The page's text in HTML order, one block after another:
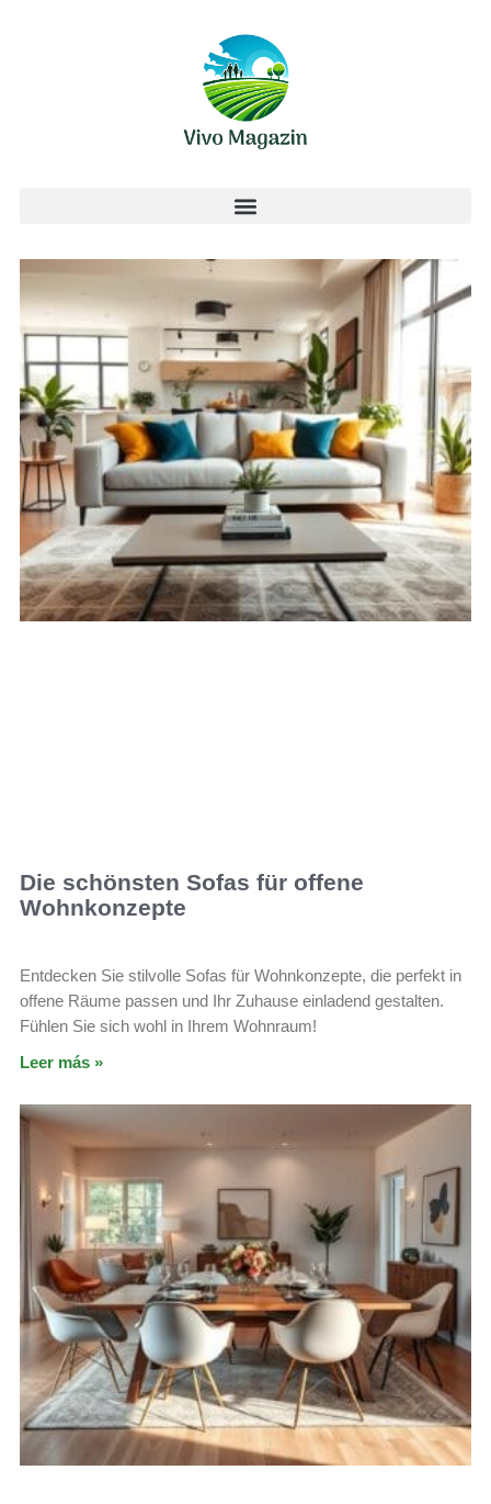
Die schönsten Sofas für offene
Wohnkonzepte
Entdecken Sie stilvolle Sofas für Wohnkonzepte, die perfekt in
offene Räume passen und Ihr Zuhause einladend gestalten.
Fühlen Sie sich wohl in Ihrem Wohnraum!
Leer más »